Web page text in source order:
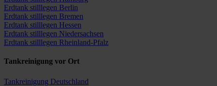
Erdtank stilllegen Berlin
Erdtank stilllegen Bremen
Erdtank stilllegen Hessen
Erdtank stilllegen Niedersachsen
Erdtank stilllegen Rheinland-Pfalz
Tankreinigung vor Ort
Tankreinigung Deutschland